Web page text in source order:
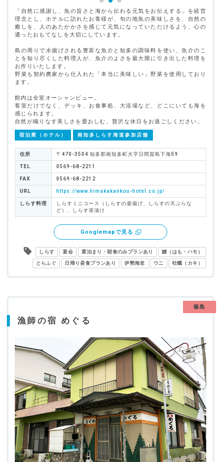
「自然に感謝し、魚の旨さと海から伝わる元気をお伝えする」を経営
理念とし、ホテルに訪れたお客様が、旬の地魚の美味しさを、自然の
癒しを、人のあたかかさを感じて元気になっていただけるよう、心の
通ったおもてなしを大切にしています。
島の周りで水揚げされる豊富な魚介と知多の調味料を使い、魚介のこ
とを知り尽くした料理人が、魚介のよさを最大限に引き出した料理を
お作りいたします。
野菜も契約農家から仕入れた「本当に美味しい」野菜を使用しており
ます。
館内は全室オーシャンビュー。
客室だけでなく、デッキ、お食事処、大浴場など、どこにいても海を
感じられます。
自然が織りなす美しさを愛おしむ、贅沢な休日をお過ごしください。
宿泊業（ホテル） 南知多しらす海道参加店舗
住所 〒470-3504 知多郡南知多町大字日間賀島下海59
TEL 0569-68-2211
FAX 0569-68-2212
URL https://www.himakakankou-hotel.co.jp/
しらす料理
しらすミニコース（しらすの釜揚げ、しらすの天ぷらな
ど）、しらす茶漬け
Googlemapで見る
しらす 宴会 素泊まり・朝食のみプランあり 鱧（はも・ハモ）
とらふぐ 日帰り昼食プランあり 伊勢海老 ウニ 牡蠣（カキ）
漁師の宿 めぐる
篠島